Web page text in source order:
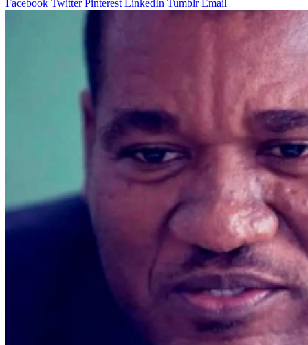
Facebook Twitter Pinterest LinkedIn Tumblr Email